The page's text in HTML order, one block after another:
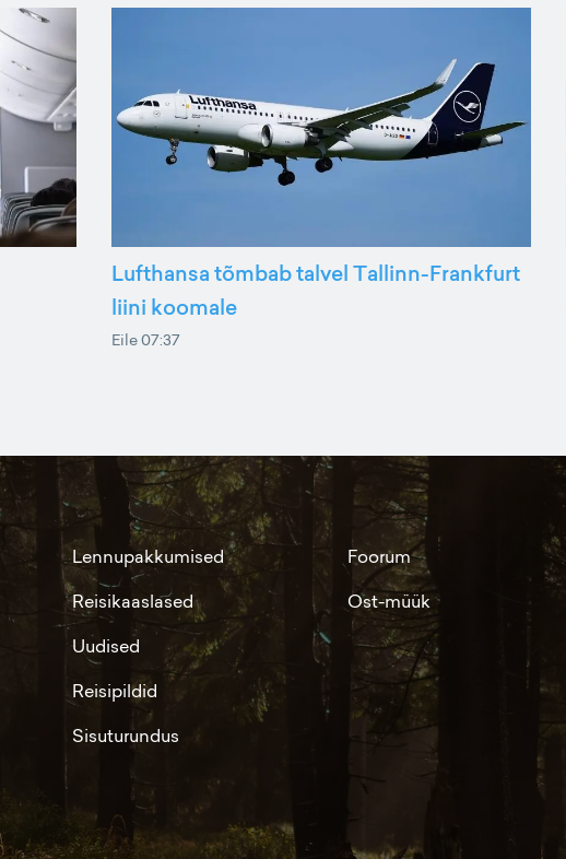
Lufthansa tõmbab talvel Tallinn-Frankfurt
liini koomale
Eile 07:37
Lennupakkumised
Reisikaaslased
Uudised
Reisipildid
Sisuturundus
Foorum
Ost-müük